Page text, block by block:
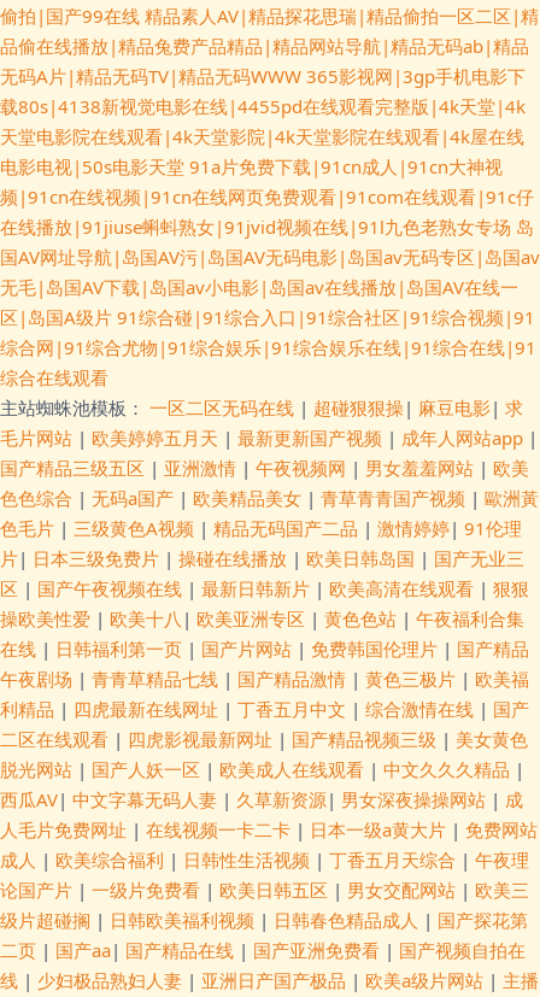
偷拍|国产99在线 精品素人AV|精品探花思瑞|精品偷拍一区二区|精
品偷在线播放|精品兔费产品精品|精品网站导航|精品无码ab|精品
无码A片|精品无码TV|精品无码WWW 365影视网|3gp手机电影下
载80s|4138新视觉电影在线|4455pd在线观看完整版|4k天堂|4k
天堂电影院在线观看|4k天堂影院|4k天堂影院在线观看|4k屋在线
电影电视|50s电影天堂 91a片免费下载|91cn成人|91cn大神视
频|91cn在线视频|91cn在线网页免费观看|91com在线观看|91c仔
在线播放|91jiuse蝌蚪熟女|91jvid视频在线|91l九色老熟女专场 岛
国AV网址导航|岛国AV污|岛国AV无码电影|岛国av无码专区|岛国av
无毛|岛国AV下载|岛国av小电影|岛国av在线播放|岛国AV在线一
区|岛国A级片 91综合碰|91综合入口|91综合社区|91综合视频|91
综合网|91综合尤物|91综合娱乐|91综合娱乐在线|91综合在线|91
综合在线观看
主站蜘蛛池模板： 一区二区无码在线 | 超碰狠狠操 | 麻豆电影| 求
毛片网站 | 欧美婷婷五月天 | 最新更新国产视频 | 成年人网站app |
国产精品三级五区 | 亚洲激情 | 午夜视频网 | 男女羞羞网站 | 欧美
色色综合 | 无码a国产 | 欧美精品美女 | 青草青青国产视频 | 歐洲黃
色毛片 | 三级黄色A视频 | 精品无码国产二品 | 激情婷婷| 91伦理
片| 日本三级免费片 | 操碰在线播放 | 欧美日韩岛国 | 国产无业三
区 | 国产午夜视频在线 | 最新日韩新片 | 欧美高清在线观看 | 狠狠
操欧美性爱 | 欧美十八 | 欧美亚洲专区 | 黄色色站 | 午夜福利合集
在线 | 日韩福利第一页 | 国产片网站 | 免费韩国伦理片 | 国产精品
午夜剧场 | 青青草精品七线 | 国产精品激情 | 黄色三极片 | 欧美福
利精品 | 四虎最新在线网址 | 丁香五月中文 | 综合激情在线 | 国产
二区在线观看 | 四虎影视最新网址 | 国产精品视频三级 | 美女黄色
脱光网站 | 国产人妖一区 | 欧美成人在线观看 | 中文久久久精品 |
西瓜AV| 中文字幕无码人妻 | 久草新资源| 男女深夜操操网站 | 成
人毛片免费网址 | 在线视频一卡二卡 | 日本一级a黄大片 | 免费网站
成人 | 欧美综合福利 | 日韩性生活视频 | 丁香五月天综合 | 午夜理
论国产片 | 一级片免费看 | 欧美日韩五区 | 男女交配网站 | 欧美三
级片超碰搁 | 日韩欧美福利视频 | 日韩春色精品成人 | 国产探花第
二页 | 国产aa| 国产精品在线 | 国产亚洲免费看 | 国产视频自拍在
线 | 少妇极品熟妇人妻 | 亚洲日产国产极品 | 欧美a级片网站 | 主播